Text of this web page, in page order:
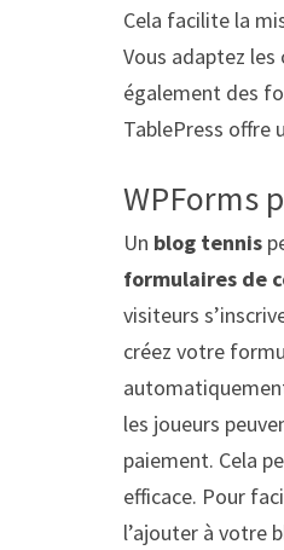
Cela facilite la
Vous adaptez les
également des
TablePress offre
WPForms
Un blog tennis
formulaires de
visiteurs
créez votre
les joueurs
paiement. Cela
efficace. Pour
l’ajouter à votre